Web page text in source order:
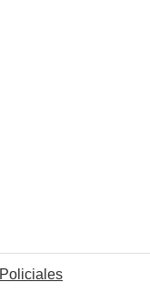
Policiales